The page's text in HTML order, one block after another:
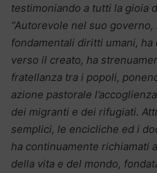
testimoniando a tutti la gioia
“Autorevole nel suo
fondamentali diritti umani,
verso il creato, ha
fratellanza tra i popoli,
azione pastorale
dei migranti e dei rifugiati.
semplici, le encicliche ed i
ha continuamente richiamati
della vita e del mondo,